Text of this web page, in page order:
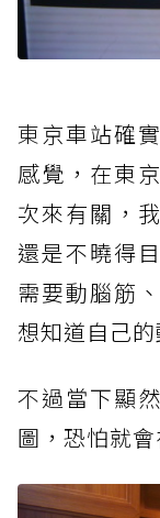
東京車站確
感覺，在東
次來有關，
還是不曉得
需要動腦筋
想知道自己的
不過當下顯
圖，恐怕就